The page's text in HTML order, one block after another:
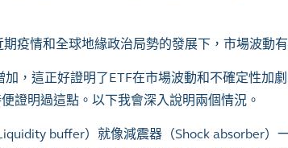
疫情和全球地緣政治局勢的發展下，市場波動
加，這正好證明了ETF在市場波動和不確定性加
證明過這點。以下我會深入說明兩個情況。
buffer）就像減震器（Shock absorber）